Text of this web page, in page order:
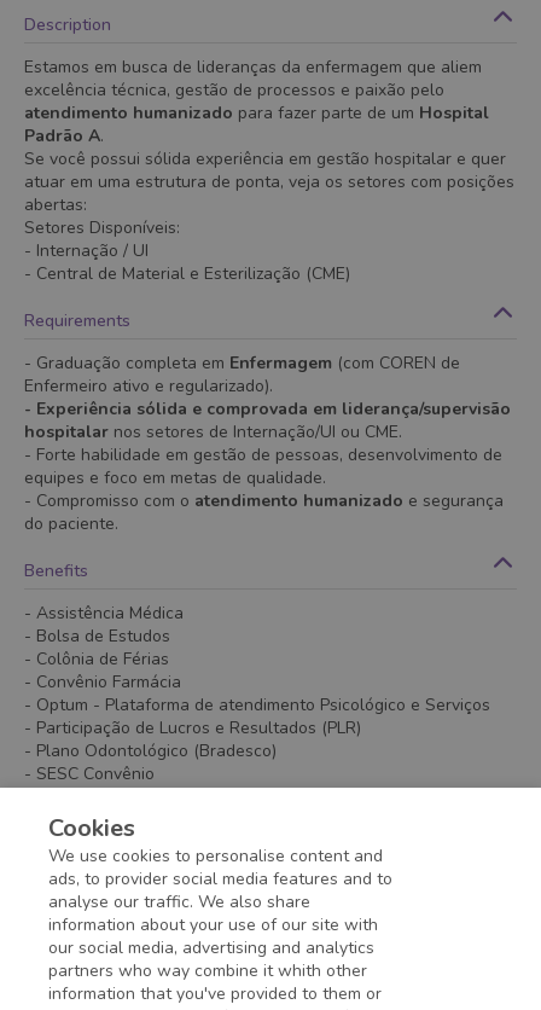
Description
Estamos em busca de lideranças da enfermagem que aliem
excelência técnica, gestão de processos e paixão pelo
atendimento humanizado para fazer parte de um Hospital
Padrão A.
Se você possui sólida experiência em gestão hospitalar e quer
atuar em uma estrutura de ponta, veja os setores com posições
abertas:
Setores Disponíveis:
- Internação / UI
- Central de Material e Esterilização (CME)
Requirements
- Graduação completa em Enfermagem (com COREN de
Enfermeiro ativo e regularizado).
- Experiência sólida e comprovada em liderança/supervisão
hospitalar nos setores de Internação/UI ou CME.
- Forte habilidade em gestão de pessoas, desenvolvimento de
equipes e foco em metas de qualidade.
- Compromisso com o atendimento humanizado e segurança
do paciente.
Benefits
- Assistência Médica
- Bolsa de Estudos
- Colônia de Férias
- Convênio Farmácia
- Optum - Plataforma de atendimento Psicológico e Serviços
- Participação de Lucros e Resultados (PLR)
- Plano Odontológico (Bradesco)
- SESC Convênio
- Vale Transporte
- Wellhub - Gympass Aplicativo que dá acesso a academias no
Brasil e no mundo.
Application deadline expired!
Cookies
We use cookies to personalise content and
ads, to provider social media features and to
analyse our traffic. We also share
information about your use of our site with
our social media, advertising and analytics
partners who way combine it whith other
information that you've provided to them or